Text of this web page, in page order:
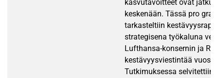
kasvutavoitteet ovat
keskenään. Tässä pro
tarkasteltiin
strategisena työkaluna
Lufthansa-konsernin ja
kestävyysviestintää
Tutkimuksessa selvitettiin,